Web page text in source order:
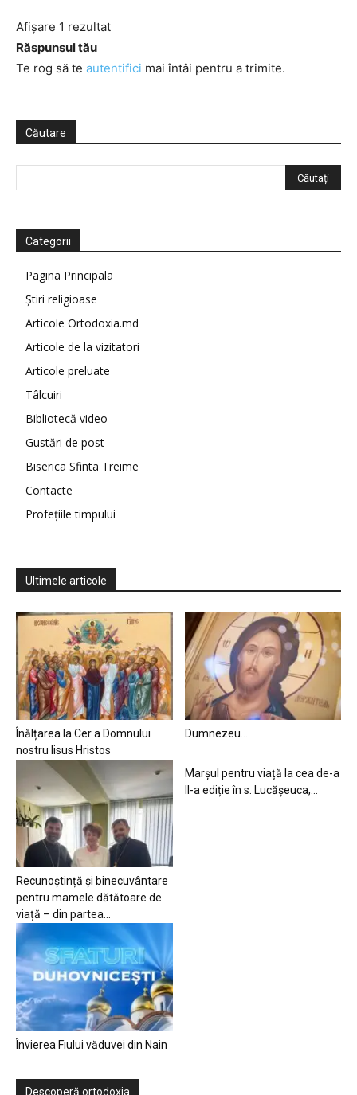
Afișare 1 rezultat
Răspunsul tău
Te rog să te autentifici mai întâi pentru a trimite.
Căutare
Categorii
Pagina Principala
Știri religioase
Articole Ortodoxia.md
Articole de la vizitatori
Articole preluate
Tâlcuiri
Bibliotecă video
Gustări de post
Biserica Sfinta Treime
Contacte
Profețiile timpului
Ultimele articole
Înălțarea la Cer a Domnului
nostru Iisus Hristos
Dumnezeu…
Recunoștință și binecuvântare
pentru mamele dătătoare de
viață – din partea...
Marșul pentru viață la cea de-a
II-a ediție în s. Lucășeuca,...
Învierea Fiului văduvei din Nain
Descoperă ortodoxia